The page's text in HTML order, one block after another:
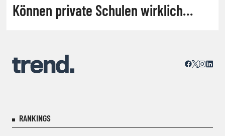
Können private Schulen wirklich
RANKINGS